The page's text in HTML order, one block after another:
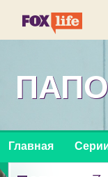
Главная